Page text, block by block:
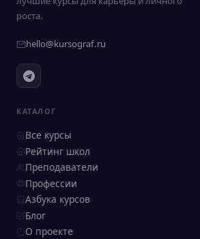
роста.
hello@kursograf.ru
КАТАЛОГ
Все курсы
Рейтинг школ
Преподаватели
Профессии
Азбука курсов
Блог
О проекте